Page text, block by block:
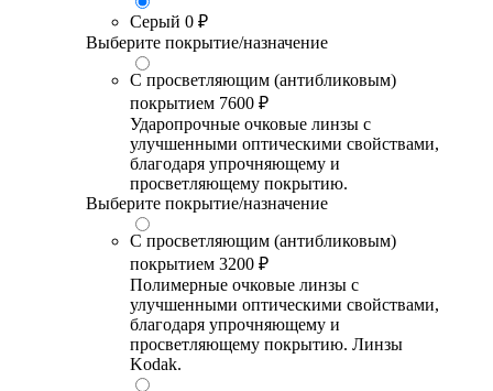
Серый 0 ₽
Выберите покрытие/назначение
С просветляющим (антибликовым)
покрытием 7600 ₽
Ударопрочные очковые линзы с
улучшенными оптическими свойствами,
благодаря упрочняющему и
просветляющему покрытию.
Выберите покрытие/назначение
С просветляющим (антибликовым)
покрытием 3200 ₽
Полимерные очковые линзы с
улучшенными оптическими свойствами,
благодаря упрочняющему и
просветляющему покрытию. Линзы
Kodak.